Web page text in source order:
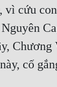
vì cứu
cố